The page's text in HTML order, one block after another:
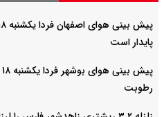
پایدار است
رطوبت